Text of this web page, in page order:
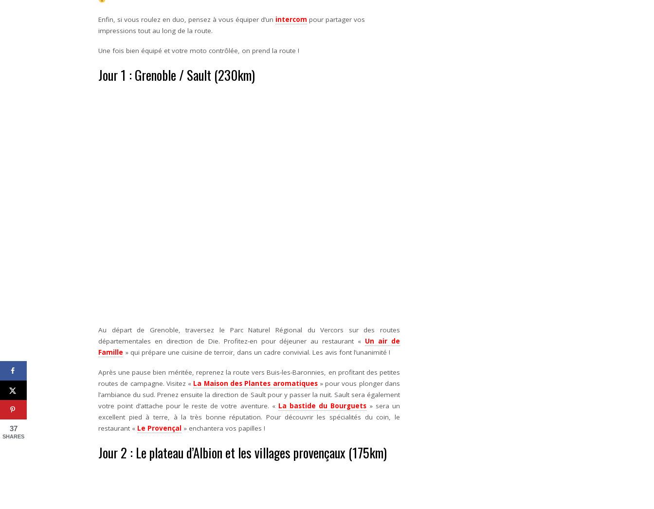
Enfin, si vous roulez en duo, pensez à vous équiper d’un intercom pour partager vos
impressions tout au long de la route.
Une fois bien équipé et votre moto contrôlée, on prend la route !
Jour 1 : Grenoble / Sault (230km)
Au départ de Grenoble, traversez le Parc Naturel Régional du Vercors sur des routes
départementales en direction de Die. Profitez-en pour déjeuner au restaurant « Un air de
Famille » qui prépare une cuisine de terroir, dans un cadre convivial. Les avis font l’unanimité !
Après une pause bien méritée, reprenez la route vers Buis-les-Baronnies, en profitant des petites
routes de campagne. Visitez « La Maison des Plantes aromatiques» pour vous plonger dans
l’ambiance du sud. Prenez ensuite la direction de Sault pour y passer la nuit. Sault sera également
votre point d’attache pour le reste de votre aventure. « La bastide du Bourguets» sera un
excellent pied à terre, à la très bonne réputation. Pour découvrir les spécialités du coin, le
restaurant « Le Provençal » enchantera vos papilles !
Jour 2 : Le plateau d’Albion et les villages provençaux (175km)
37
SHARES